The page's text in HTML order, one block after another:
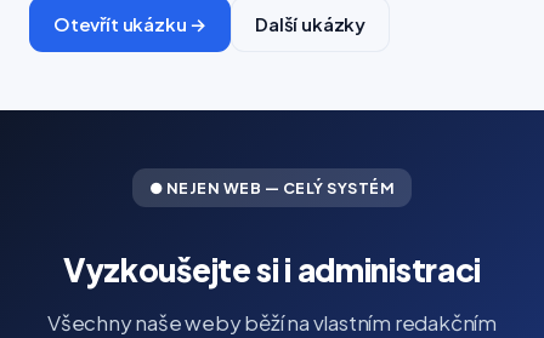
Otevřít ukázku → Další ukázky
● NEJEN WEB — CELÝ SYSTÉM
Vyzkoušejte si i administraci
Všechny naše weby běží na vlastním redakčním